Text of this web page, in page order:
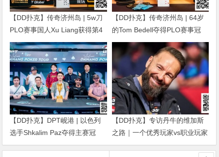
【DD扑克】传奇济州岛 | 5w刀
PLO赛事国人Xu Liang获得第4
名，匈牙利Gergo Nagy夺冠
【DD扑克】传奇济州岛 | 64岁
的Tom Bedell夺得PLO赛事冠
军，国人Shi Ning Dan获亚军
【DD扑克】DPT岘港 | 以色列
选手Shkalim Paz夺得主赛冠
军，“小火炉” 卢梓杰斩获季军
【DD扑克】专访丹牛的维加斯
之路｜一个优秀玩家vs职业玩家
的「最大差距」是什么？